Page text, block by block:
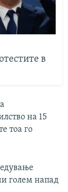
в
на 15
тоа го
голем напад